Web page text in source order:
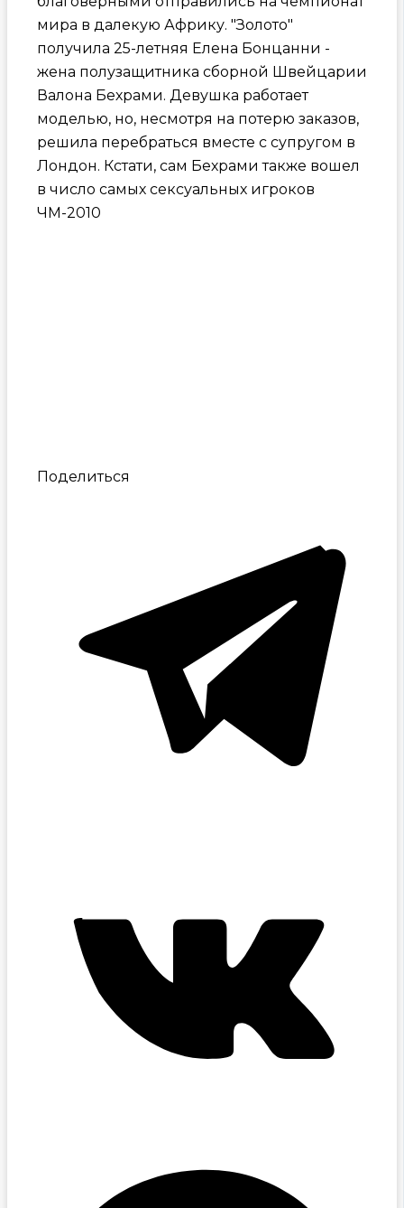
мира в далекую Африку. "Золото"
получила 25-летняя Елена Бонцанни -
жена полузащитника сборной Швейцарии
Валона Бехрами. Девушка работает
моделью, но, несмотря на потерю заказов,
решила перебраться вместе с супругом в
Лондон. Кстати, сам Бехрами также вошел
в число самых сексуальных игроков
ЧМ-2010
Поделиться